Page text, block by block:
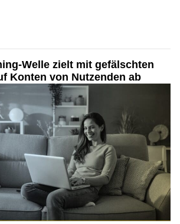
Welle zielt mit gefälschten
Konten von Nutzenden ab